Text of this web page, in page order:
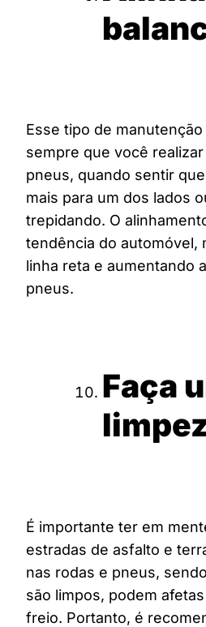
Esse tipo de
sempre que você
pneus, quando sentir
mais para um dos lados
trepidando. O
tendência do automóvel,
linha reta e aumentando
pneus.
Faça
É importante ter em
estradas de asfalto e
nas rodas e pneus,
são limpos, podem
freio. Portanto, é